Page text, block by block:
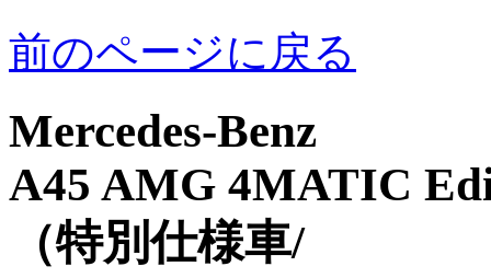
前のページに戻る
Mercedes-Benz
A45 AMG 4MATIC
（特別仕様車/